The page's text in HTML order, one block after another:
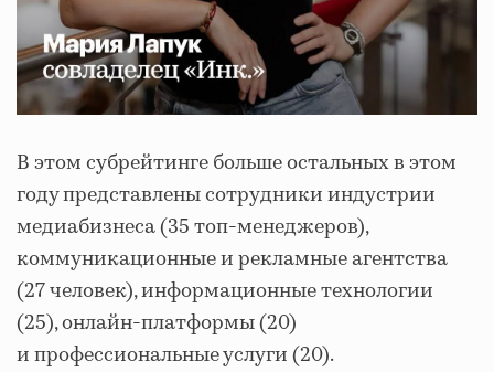
В этом субрейтинге больше остальных в этом
году представлены сотрудники индустрии
медиабизнеса (35 топ-менеджеров),
коммуникационные и рекламные агентства
(27 человек), информационные технологии
(25), онлайн-платформы (20)
и профессиональные услуги (20).